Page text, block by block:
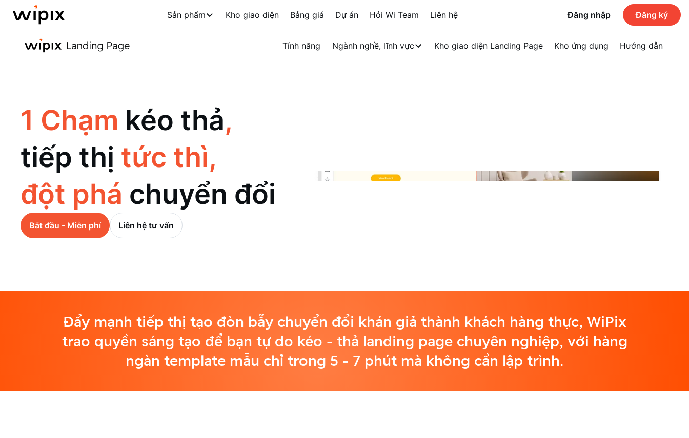
Sản phẩm Kho giao diện Bảng giá Dự án Hỏi Wi Team Liên hệ Đăng nhập Đăng ký
Tính năng Ngành nghề, lĩnh vực Kho giao diện Landing Page Kho ứng dụng Hướng dẫn
1 Chạm kéo thả,
tiếp thị tức thì,
đột phá chuyển đổi
Bắt đầu - Miễn phí Liên hệ tư vấn
Đẩy mạnh tiếp thị tạo đòn bẫy chuyển đổi khán giả thành khách hàng thực, WiPix
trao quyền sáng tạo để bạn tự do kéo - thả landing page chuyên nghiệp, với hàng
ngàn template mẫu chỉ trong 5 - 7 phút mà không cần lập trình.